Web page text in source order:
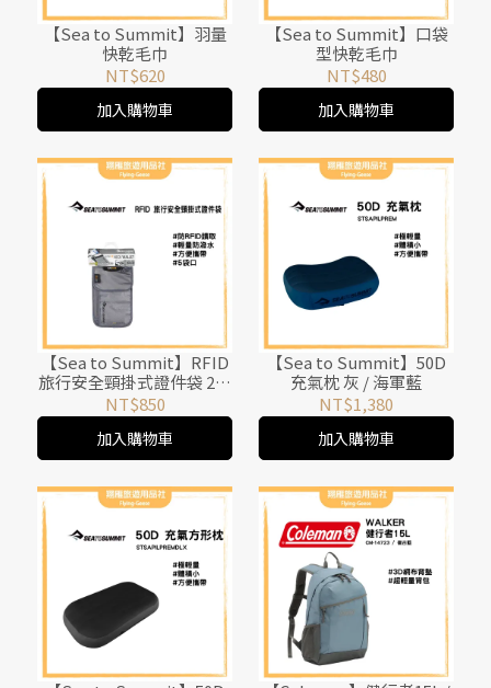
【Sea to Summit】羽量
快乾毛巾
NT$620
加入購物車
【Sea to Summit】口袋
型快乾毛巾
NT$480
加入購物車
【Sea to Summit】RFID
旅行安全頸掛式證件袋 2袋
口 / 5袋口
NT$850
加入購物車
【Sea to Summit】50D
充氣枕 灰 / 海軍藍
NT$1,380
加入購物車